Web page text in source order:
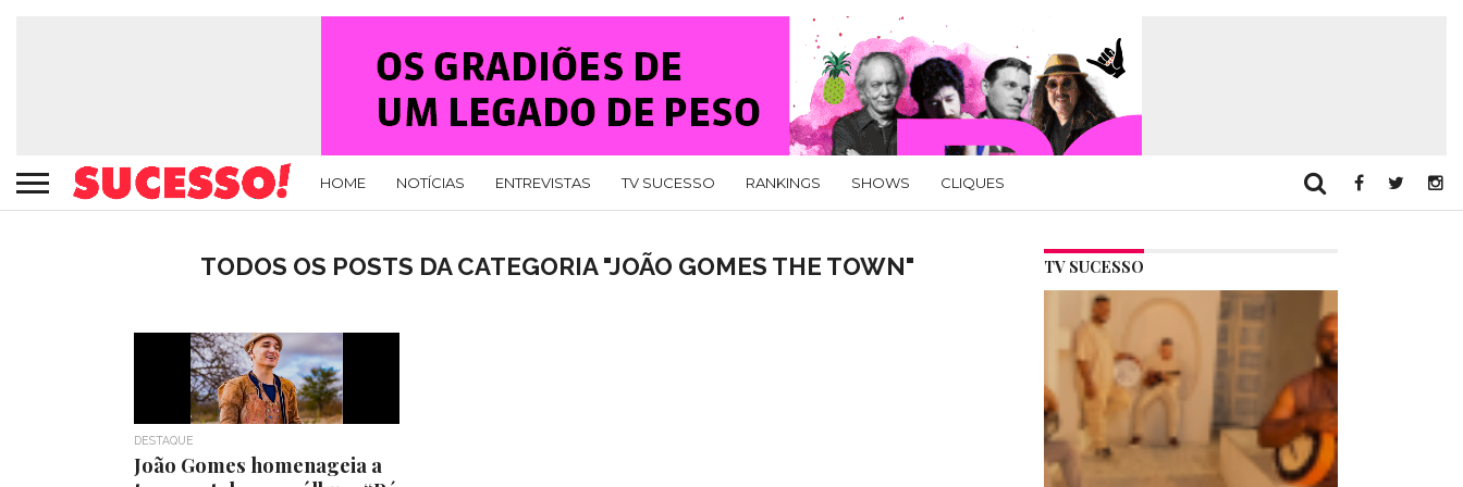
HOME NOTÍCIAS ENTREVISTAS TV SUCESSO RANKINGS SHOWS CLIQUES
TODOS OS POSTS DA CATEGORIA "JOÃO GOMES THE TOWN"
DESTAQUE
João Gomes homenageia a
TV SUCESSO